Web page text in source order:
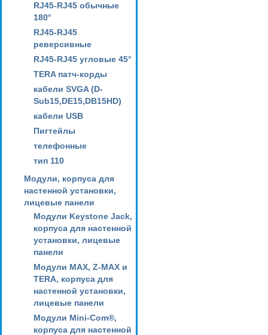
RJ45-RJ45 обычные
180°
RJ45-RJ45
реверсивные
RJ45-RJ45 угловые 45°
TERA патч-корды
кабели SVGA (D-
Sub15,DE15,DB15HD)
кабели USB
Пигтейлы
телефонные
тип 110
Модули, корпуса для
настенной установки,
лицевые панели
Модули Keystone Jack,
корпуса для настенной
установки, лицевые
панели
Модули MAX, Z-MAX и
TERA, корпуса для
настенной установки,
лицевые панели
Модули Mini-Com®,
корпуса для настенной